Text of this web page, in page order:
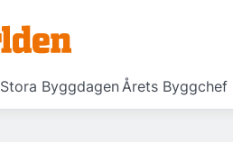
Stora ByggdagenÅrets Byggchef